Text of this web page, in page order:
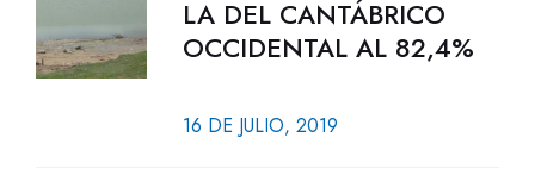
LA DEL CANTÁBRICO
OCCIDENTAL AL 82,4%
16 DE JULIO, 2019